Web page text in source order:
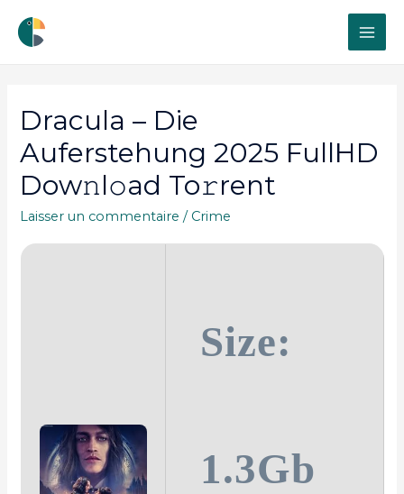
Dracula – Die
Auferstehung 2025 FullHD
Dow𝚗l𝚘ad To𝚛rent
Laisser un commentaire / Crime
Size:
1.3Gb